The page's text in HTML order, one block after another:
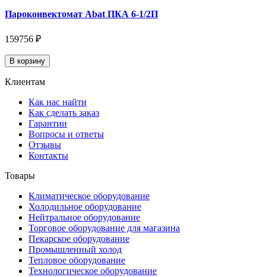
Пароконвектомат Abat ПКА 6-1/2П
159756 ₽
В корзину
Клиентам
Как нас найти
Как сделать заказ
Гарантии
Вопросы и ответы
Отзывы
Контакты
Товары
Климатическое оборудование
Холодильное оборудование
Нейтральное оборудование
Торговое оборудование для магазина
Пекарское оборудование
Промышленный холод
Тепловое оборудование
Технологическое оборудование